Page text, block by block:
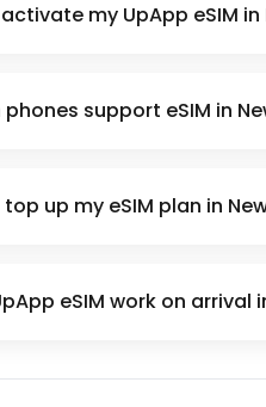
my UpApp eSIM in
phones support eSIM in
top up my eSIM plan in
eSIM work on arrival